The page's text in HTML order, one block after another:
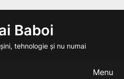
Baboi
tehnologie și nu numai
Menu